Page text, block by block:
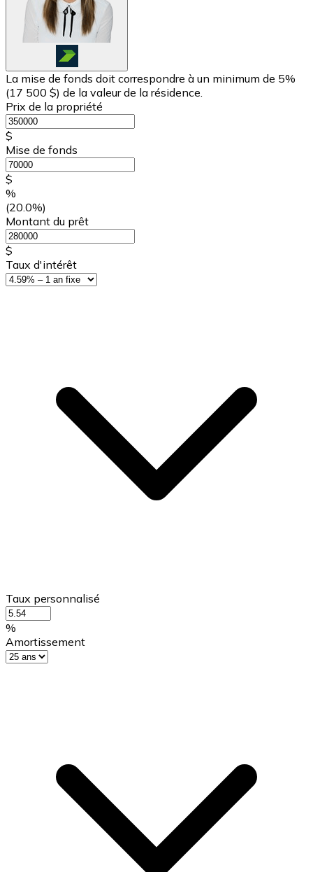
La mise de fonds doit correspondre à un minimum de 5%
(17 500 $) de la valeur de la résidence.
Prix de la propriété
$
Mise de fonds
$
%
(20.0%)
Montant du prêt
$
Taux d'intérêt
Taux personnalisé
%
Amortissement